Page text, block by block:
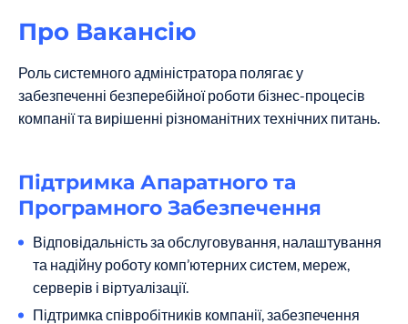
Про Вакансію
Роль системного адміністратора полягає у
забезпеченні безперебійної роботи бізнес-процесів
Підтримка Апаратного та
Програмного Забезпечення
Відповідальність за обслуговування, налаштування
та надійну роботу комп’ютерних систем, мереж,
серверів і віртуалізації.
Підтримка співробітників компанії, забезпечення